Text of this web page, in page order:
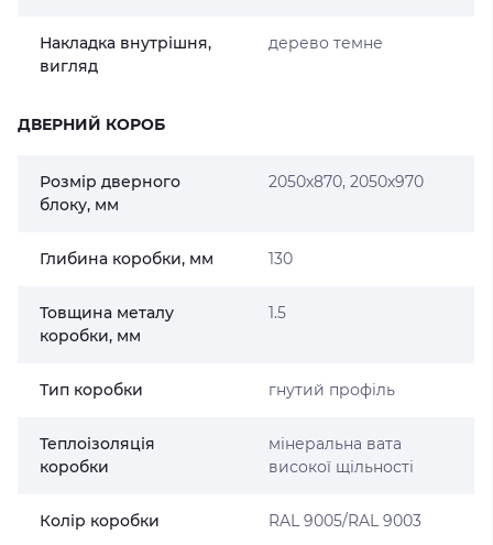
Накладка внутрішня,
вигляд
дерево темне
ДВЕРНИЙ КОРОБ
Розмір дверного
блоку, мм
2050х870, 2050х970
Глибина коробки, мм 130
Товщина металу
коробки, мм
1.5
Тип коробки гнутий профіль
Теплоізоляція
коробки
мінеральна вата
високої щільності
Колір коробки RAL 9005/RAL 9003